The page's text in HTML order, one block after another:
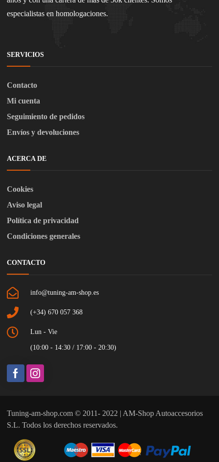
especialistas en homologaciones.
SERVICIOS
Contacto
Mi cuenta
Seguimiento de pedidos
Envíos y devoluciones
ACERCA DE
Cookies
Aviso legal
Política de privacidad
Condiciones generales
CONTACTO
info@tuning-am-shop.es
(+34) 670 057 368
Lun - Vie
(10:00 - 14:30 / 17:00 - 20:30)
Tuning-am-shop.com © 2011- 2022 | AM-Shop Autoaccesorios
S.L. Todos los derechos reservados.